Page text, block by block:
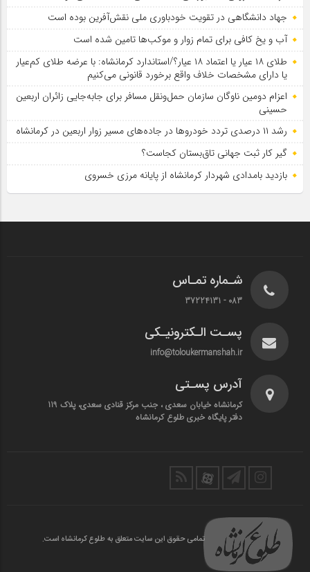
جهاد دانشگاهی در تقویت خودباوری ملی نقش‌آفرین بوده است
آب و یخ کافی برای تمام زوار و موکب‌ها تامین شده است
طلای ۱۸ عیار یا اعتماد ۱۸ عیار؟/استاندارد کرمانشاه: با عرضه طلای کم‌عیار
یا دارای مشخصات خلاف واقع برخورد قانونی می‌کنیم
اعزام دومین ناوگان سازمان حمل‌ونقل مسافر برای جابه‌جایی زائران اربعین
حسینی
رشد ۱۱ درصدی تردد خودروها در جاده‌های مسیر زوار اربعین در کرمانشاه
گیر کار ثبت جهانی تاق‌بستان کجاست؟
بازدید بامدادی شهردار کرمانشاه از پایانه مرزی خسروی
شـماره تمـاس
083 - 37224131
پسـت الـکترونیـکی
info@toloukermanshah.ir
آدرس پسـتی
کرمانشاه خیابان سعدی ، جنب مرکز قنادی سعدی، پلاک 119
دفتر پایگاه خبری طلوع کرمانشاه
تمامی حقوق این سایت متعلق به طلوع کرمانشاه است.